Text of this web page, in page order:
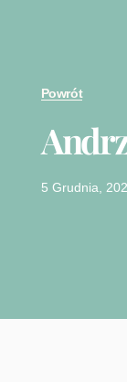
Powrót
5 Grudnia,